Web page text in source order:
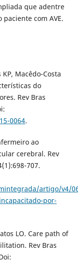
que adentre
com AVE.
Macêdo-Costa
do
Rev Bras
0064.
ao
cerebral. Rev
707.
artigo/v4/
por-
LO. Care path of
Rev Bras